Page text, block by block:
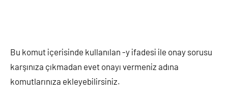
Bu komut içerisinde kullanılan -y ifadesi ile onay sorusu
karşınıza çıkmadan evet onayı vermeniz adına
komutlarınıza ekleyebilirsiniz.